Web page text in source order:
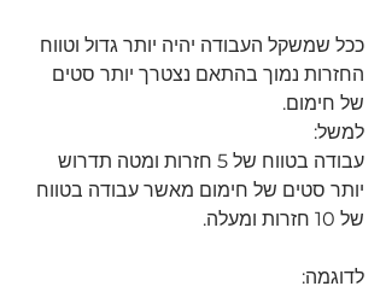
ככל שמשקל העבודה יהיה יותר גדול וטווח
החזרות נמוך בהתאם נצטרך יותר סטים
של חימום.
למשל:
עבודה בטווח של 5 חזרות ומטה תדרוש
יותר סטים של חימום מאשר עבודה בטווח
של 10 חזרות ומעלה.
לדוגמה: